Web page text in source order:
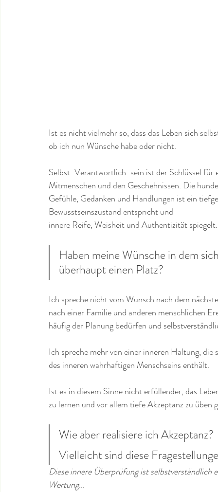
Ist es nicht vielmehr so, dass das Leben sich
ob ich nun Wünsche habe oder nicht.
Selbst-Verantwortlich-sein ist der Schlüssel
Mitmenschen und den Geschehnissen. Die
Gefühle, Gedanken und Handlungen ist ein
Bewusstseinszustand entspricht und
innere Reife, Weisheit und Authentizität spiegelt.
Haben meine Wünsche in dem
überhaupt einen Platz?
Ich spreche nicht vom Wunsch nach dem
nach einer Familie und anderen menschlichen
häufig der Planung bedürfen und
Ich spreche mehr von einer inneren Haltung,
des inneren wahrhaftigen Menschseins enthält.
Ist es in diesem Sinne nicht erfüllender, das
zu lernen und vor allem tiefe Akzeptanz zu üben
Wie aber realisiere ich Akzeptanz?
Vielleicht sind diese
Diese innere Überprüfung ist
Wertung...